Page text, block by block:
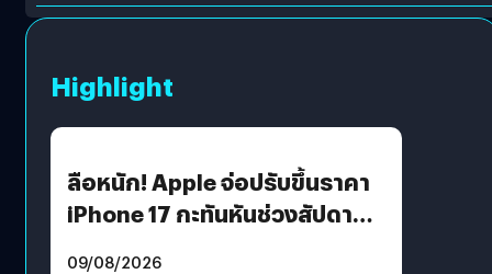
Highlight
ลือหนัก! Apple จ่อปรับขึ้นราคา
iPhone 17 กะทันหันช่วงสัปดาห์ที่
09/08/2026